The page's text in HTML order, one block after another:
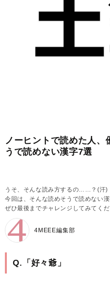
ノーヒントで読めた人、
うで読めない漢字7選
うそ、そんな読み方するの……？(汗)
今回は、そんな読めそうで読めない
ぜひ最後までチャレンジしてみてくだ
4MEEE編集部
Q.「好々爺」